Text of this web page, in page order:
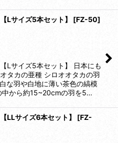
Lサイズ5本セット】 [FZ-50]
Lサイズ5本セット】 日本にも
タカの亜種 シロオオタカの羽
な羽や白地に薄い茶色の縞模
中から約15~20cmの羽を5…
LLサイズ6本セット】 [FZ-